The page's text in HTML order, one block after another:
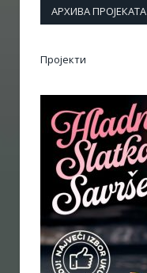
АРХИВА ПРОЈЕКАТА
Пројекти